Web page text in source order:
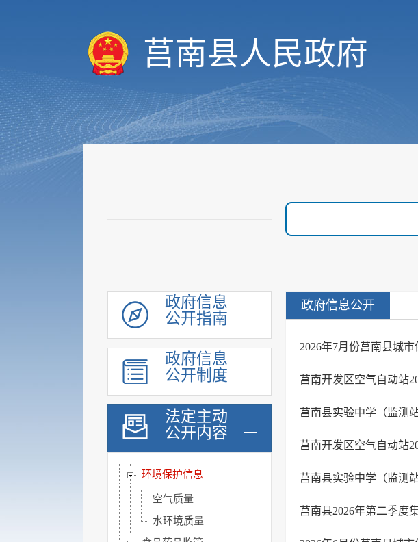
莒南县人民政府
政府信息
公开指南
政府信息
公开制度
法定主动
公开内容
行政权力
优化服务
审计与后评估
建议提案公开
社会救助
社会福利
养老服务
稳岗就业
教育信息
医疗卫生
公共文化服务
环境保护信息
空气质量
水环境质量
政府信息公开
2026年7月份莒南县城
莒南开发区空气自动站
莒南县实验中学（监测
莒南开发区空气自动站
莒南县实验中学（监测
莒南县2026年第二季度